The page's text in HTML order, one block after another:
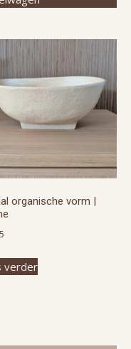
organische vorm |
verder